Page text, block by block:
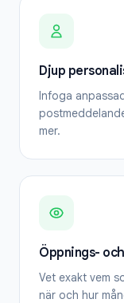
Djup
Infoga
mer.
Öppnings-
Vet exakt vem
när och hur